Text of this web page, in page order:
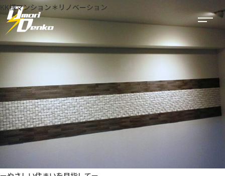
事業内容
太陽光発電
電気工事
建築・リフォーム
KK様マンション＊リノベーション